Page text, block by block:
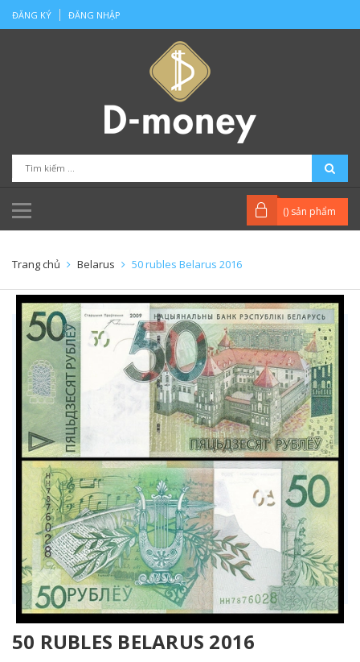
ĐĂNG KÝ ĐĂNG NHẬP
() sản phẩm
Trang chủ Belarus 50 rubles Belarus 2016
50 RUBLES BELARUS 2016